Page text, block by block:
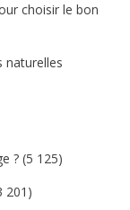
choisir le bon
naturelles
? (5 125)
201)